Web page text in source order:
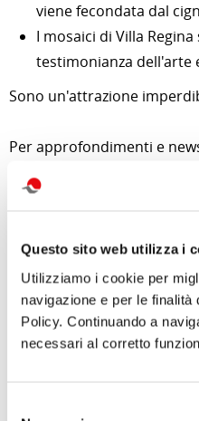
Questo sito web utilizza i
Utilizziamo i cookie per
navigazione e per le
Policy. Continuando a
necessari al corretto
viene fecondata dal
I mosaici di Villa
testimonianza dell'arte
Sono un'attrazione
Per approfondimenti e
Foto da
di Redazione Cralt Magazine
14 Novembre 2023
attività